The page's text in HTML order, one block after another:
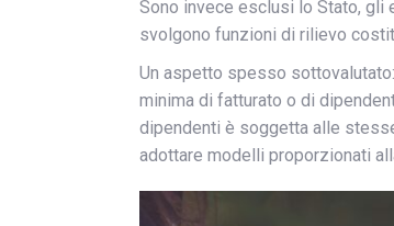
Sono invece esclusi lo Stato, gli
svolgono funzioni di rilievo
Un aspetto spesso sottovalutato:
minima di fatturato o di
dipendenti è soggetta alle
adottare modelli proporzionati